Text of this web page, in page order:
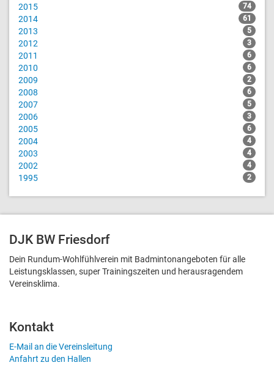
2015 74
2014 61
2013 5
2012 3
2011 6
2010 6
2009 2
2008 6
2007 5
2006 3
2005 6
2004 4
2003 4
2002 4
1995 2
DJK BW Friesdorf
Dein Rundum-Wohlfühlverein mit Badmintonangeboten für alle
Leistungsklassen, super Trainingszeiten und heraus­ragendem
Vereinsklima.
Kontakt
E-Mail an die Vereinsleitung
Anfahrt zu den Hallen